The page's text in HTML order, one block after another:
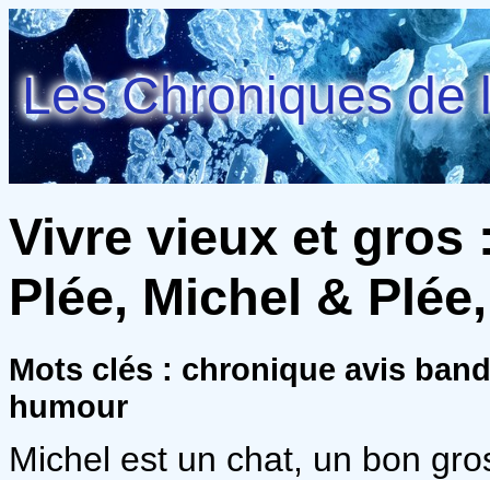
Les Chroniques de
Vivre vieux et gros
Plée, Michel &
Mots clés : chronique avis
humour
Michel est un chat, un bon